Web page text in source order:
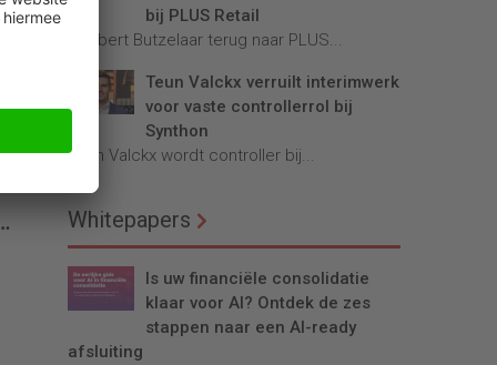
bij PLUS Retail
Robbert Butzelaar terug naar PLUS...
Teun Valckx verruilt interimwerk
voor vaste controllerrol bij
Synthon
Teun Valckx wordt controller bij...
Whitepapers
Is uw financiële consolidatie
klaar voor AI? Ontdek de zes
stappen naar een AI-ready
afsluiting